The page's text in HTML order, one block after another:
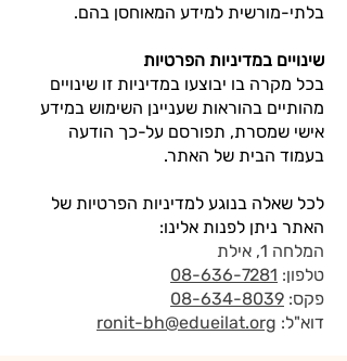
בלתי-מורשית למידע המאוחסן בהם.
שינויים במדיניות הפרטיות
בכל מקרה בו יבוצעו במדיניות זו שינויים
מהותיים בהוראות שעניינן השימוש במידע
אישי שמסרת, תפורסם על-כך הודעה
בעמוד הבית של האתר.
לכל שאלה בנוגע למדיניות הפרטיות של
האתר ניתן לפנות אלינו:
המלחה 1, אילת
טלפון: 08-636-7281
פקס: 08-634-8039
דוא"ל: ronit-bh@edueilat.org